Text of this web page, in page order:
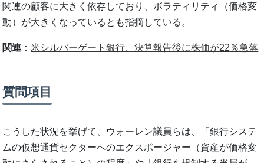
関連の顧客に大きく依存しており、ボラティリティ（価格変
動）が大きくなっているとも指摘している。
関連 ：米シルバーゲート銀行、決算報告後に株価が22％急落
質問項目
こうした状況を挙げて、ウォーレン議員らは、「銀行システ
ムの仮想通貨セクターへのエクスポージャー（資産が価格変